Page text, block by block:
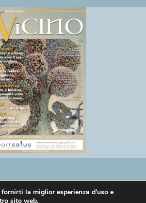
© EasyMedia srl P.IVA
la miglior esperienza d'uso e
sito web.